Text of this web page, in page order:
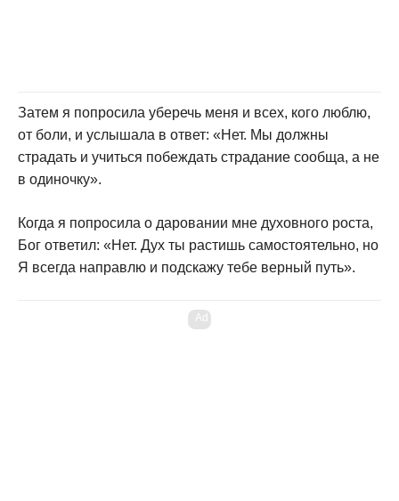
Затем я попросила уберечь меня и всех, кого люблю,
от боли, и услышала в ответ: «Нет. Мы должны
страдать и учиться побеждать страдание сообща, а не
в одиночку».
Когда я попросила о даровании мне духовного роста,
Бог ответил: «Нет. Дух ты растишь самостоятельно, но
Я всегда направлю и подскажу тебе верный путь».
Ad